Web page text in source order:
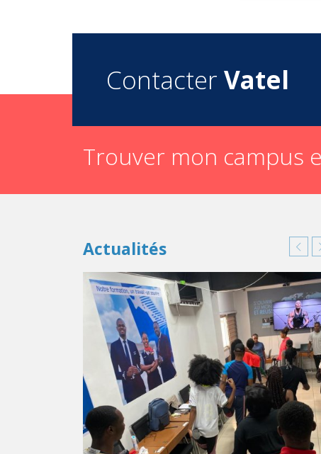
Contacter Vatel
Trouver mon campus
Actualités